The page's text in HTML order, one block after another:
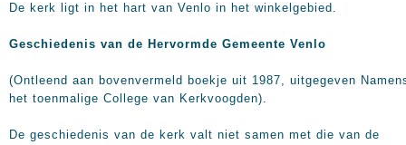
De kerk ligt in het hart van Venlo in het winkelgebied.
Geschiedenis van de Hervormde Gemeente Venlo
(Ontleend aan bovenvermeld boekje uit 1987, uitgegeven
het toenmalige College van Kerkvoogden).
De geschiedenis van de kerk valt niet samen met die van de